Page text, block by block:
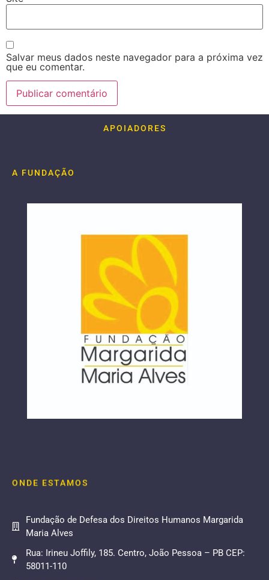
Salvar meus dados neste navegador para a próxima vez
que eu comentar.
APOIADORES
A FUNDAÇÃO
ONDE ESTAMOS
Fundação de Defesa dos Direitos Humanos Margarida
Maria Alves
Rua: Irineu Joffily, 185. Centro, João Pessoa – PB CEP:
58011-110